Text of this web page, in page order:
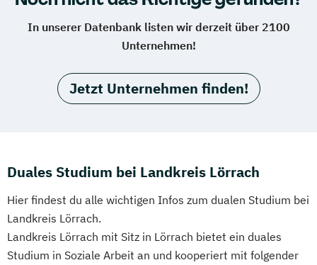
In unserer Datenbank listen wir derzeit über 2100
Unternehmen!
Jetzt Unternehmen finden!
Duales Studium bei Landkreis Lörrach
Hier findest du alle wichtigen Infos zum dualen Studium bei
Landkreis Lörrach.
Landkreis Lörrach mit Sitz in Lörrach bietet ein duales
Studium in Soziale Arbeit an und kooperiert mit folgender